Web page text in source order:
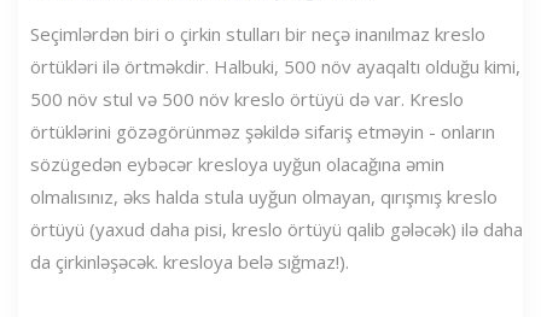
Seçimlərdən biri o çirkin stulları bir neçə inanılmaz kreslo
örtükləri ilə örtməkdir. Halbuki, 500 növ ayaqaltı olduğu kimi,
500 növ stul və 500 növ kreslo örtüyü də var. Kreslo
örtüklərini gözəgörünməz şəkildə sifariş etməyin - onların
sözügedən eybəcər kresloya uyğun olacağına əmin
olmalısınız, əks halda stula uyğun olmayan, qırışmış kreslo
örtüyü (yaxud daha pisi, kreslo örtüyü qalib gələcək) ilə daha
da çirkinləşəcək. kresloya belə sığmaz!).